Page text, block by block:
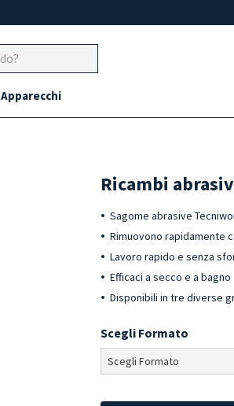
Apparecchi
Ricambi
Sagome abrasive
Rimuovono rapidamente
Lavoro rapido e senza
Efficaci a secco e a bagno
Disponibili in tre diverse
Scegli Formato